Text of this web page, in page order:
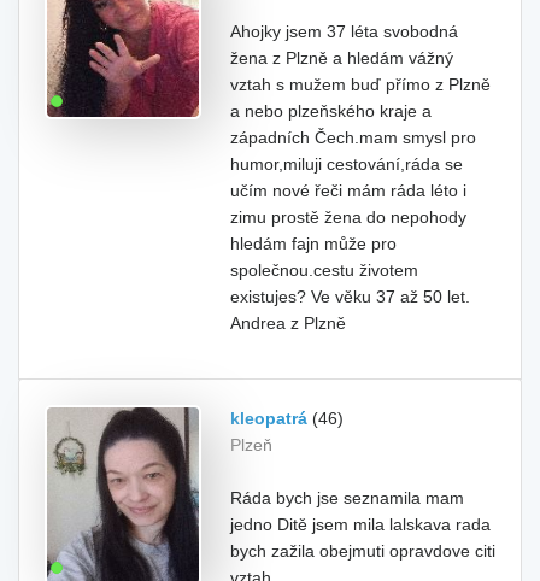
Ahojky jsem 37 léta svobodná
žena z Plzně a hledám vážný
vztah s mužem buď přímo z Plzně
a nebo plzeňského kraje a
západních Čech.mam smysl pro
humor,miluji cestování,ráda se
učím nové řeči mám ráda léto i
zimu prostě žena do nepohody
hledám fajn může pro
společnou.cestu životem
existujes? Ve věku 37 až 50 let.
Andrea z Plzně
kleopatrá (46)
Plzeň
Ráda bych jse seznamila mam
jedno Ditě jsem mila lalskava rada
bych zažila obejmuti opravdove citi